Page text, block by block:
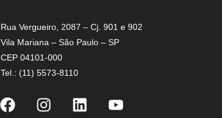
Rua Vergueiro, 2087 – Cj. 901 e 902
Vila Mariana – São Paulo – SP
CEP 04101-000
Tel.: (11) 5573-8110